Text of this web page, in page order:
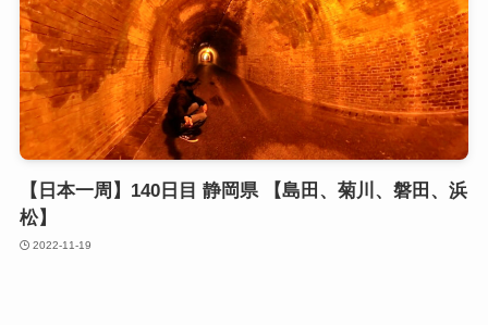
【日本一周】140日目 静岡県 【島田、菊川、磐田、浜
松】
2022-11-19